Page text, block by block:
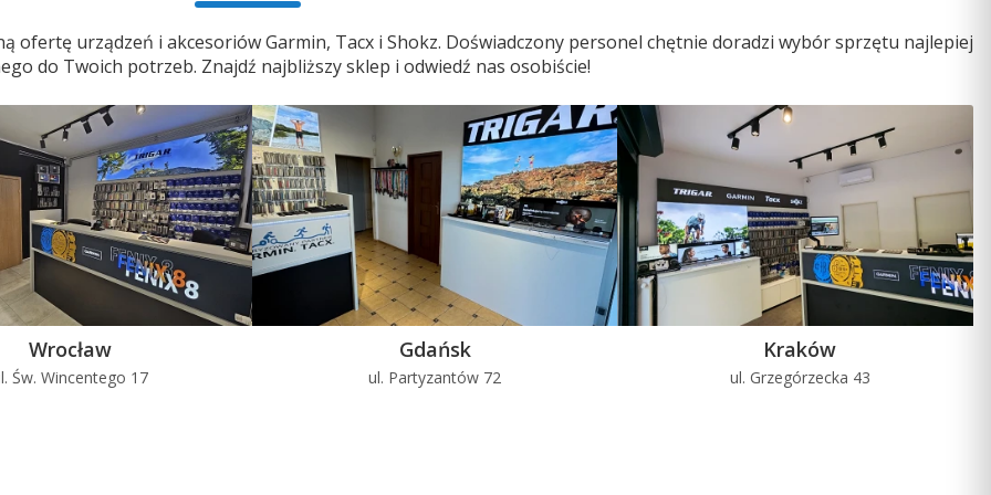
Precyzyjnie zaprojektowana obudowa przeznaczona do
zastosowań na wieży wakeboardowej.
Technologia CURV Cone zapewnia lepszą jakość dźwięku i
Głośniki do montażu na wieży wakeboardowej są
dostępne w wersjach 6,5- 7,7- i 8,8-calowych z
maskownicami w sportowym stylu.
Objęte 3-letnią gwarancją głośniki do montażu na wieży
wakeboardowej zaprojektowano z myślą o wieloletnim
użytkowaniu.
ofertę urządzeń i akcesoriów Garmin, Tacx i Shokz. Doświadczony personel chętnie doradzi wybór sprzętu najlepiej
do Twoich potrzeb. Znajdź najbliższy sklep i odwiedź nas osobiście!
Wrocław
Św. Wincentego 17
Gdańsk
ul. Partyzantów 72
Kraków
ul. Grzegórzecka 43